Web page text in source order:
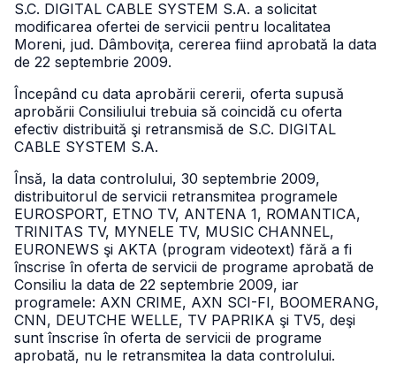
S.C. DIGITAL CABLE SYSTEM S.A. a solicitat
modificarea ofertei de servicii pentru localitatea
Moreni, jud. Dâmboviţa, cererea fiind aprobată la data
de 22 septembrie 2009.
Începând cu data aprobării cererii, oferta supusă
aprobării Consiliului trebuia să coincidă cu oferta
efectiv distribuită şi retransmisă de S.C. DIGITAL
CABLE SYSTEM S.A.
Însă, la data controlului, 30 septembrie 2009,
distribuitorul de servicii retransmitea programele
EUROSPORT, ETNO TV, ANTENA 1, ROMANTICA,
TRINITAS TV, MYNELE TV, MUSIC CHANNEL,
EURONEWS şi AKTA (program videotext) fără a fi
înscrise în oferta de servicii de programe aprobată de
Consiliu la data de 22 septembrie 2009, iar
programele: AXN CRIME, AXN SCI-FI, BOOMERANG,
CNN, DEUTCHE WELLE, TV PAPRIKA şi TV5, deşi
sunt înscrise în oferta de servicii de programe
aprobată, nu le retransmitea la data controlului.